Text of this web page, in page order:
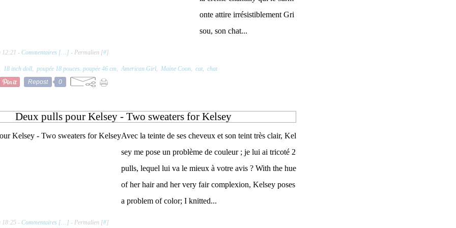
onte attire irrésistiblement Gri
sou, son chat...
12:21 - Commentaires [… ] - Permalien [#]
18 inch doll, poupée 18 pouces. poupée 46 cm, American Girl, Maine Coon, cat, chat
Repost
0
Deux pulls pour Kelsey - Two sweaters for Kelsey
Avec la teinte de ses cheveux et son teint très clair, Kel
sey me pose un problème de couleur ; je lui ai tricoté 2
pulls, lequel lui va le mieux à votre avis ? With the hue
of her hair and her very fair complexion, Kelsey poses
a problem of color; I knitted...
18:25 - Commentaires [… ] - Permalien [#]